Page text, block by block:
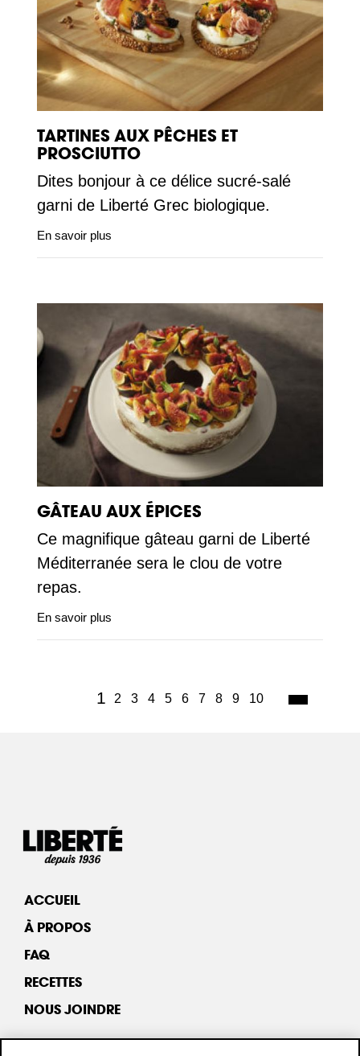
TARTINES AUX PÊCHES ET
PROSCIUTTO
Dites bonjour à ce délice sucré-salé
garni de Liberté Grec biologique.
En savoir plus
GÂTEAU AUX ÉPICES
Ce magnifique gâteau garni de Liberté
Méditerranée sera le clou de votre
repas.
En savoir plus
1 (current)
2 3 4 5 6 7 8 9 10
ACCUEIL
À PROPOS
FAQ
RECETTES
NOUS JOINDRE
TOUS LES PRODUITS